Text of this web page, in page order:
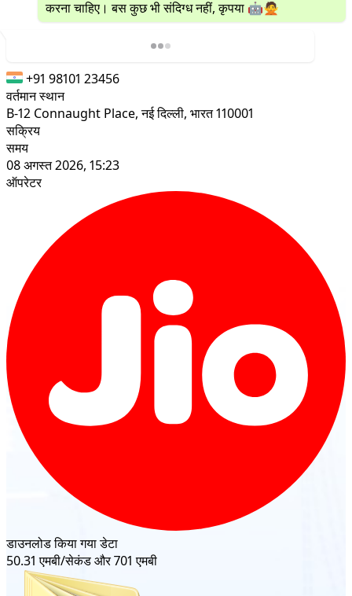
करना चाहिए। बस कुछ भी संदिग्ध नहीं, कृपया 🤖🙅
+91 98101 23456
वर्तमान स्थान
B-12 Connaught Place, नई दिल्ली, भारत 110001
सक्रिय
समय
08 अगस्त 2026, 15:23
ऑपरेटर
डाउनलोड किया गया डेटा
50.31 एमबी/सेकंड और 701 एमबी